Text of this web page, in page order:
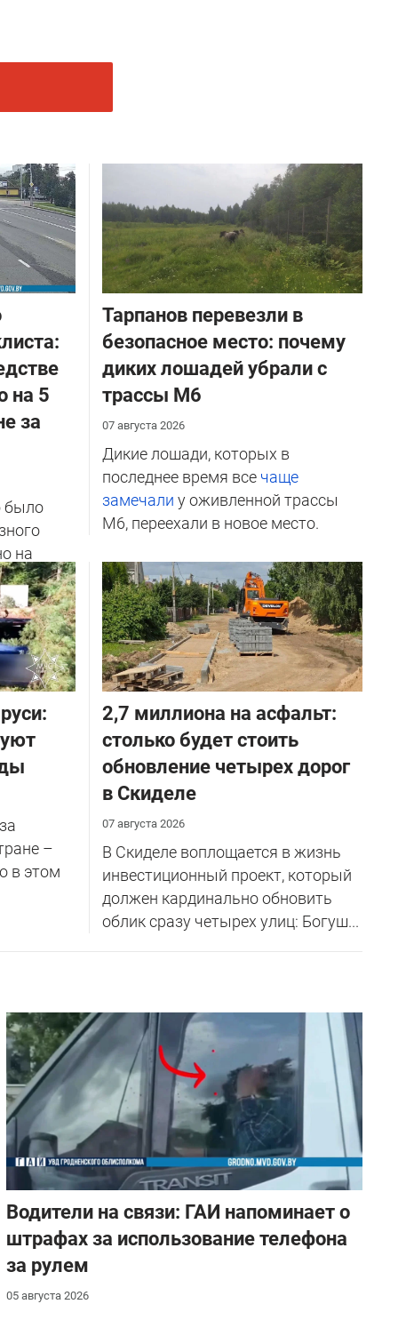
на 5
за
было
на
Тарпанов перевезли в
безопасное место: почему
диких лошадей убрали с
трассы М6
07 августа 2026
Дикие лошади, которых в
последнее время все чаще
замечали у оживленной трассы
М6, переехали в новое место.
–
в этом
2,7 миллиона на асфальт:
столько будет стоить
обновление четырех дорог
в Скиделе
07 августа 2026
В Скиделе воплощается в жизнь
инвестиционный проект, который
должен кардинально обновить
облик сразу четырех улиц: Богуш...
Водители на связи: ГАИ напоминает о
штрафах за использование телефона
за рулем
05 августа 2026